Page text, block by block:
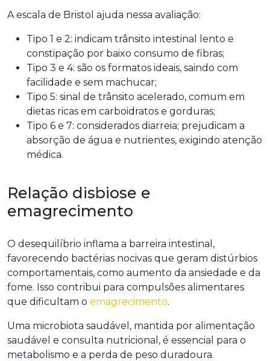
A escala de Bristol ajuda nessa avaliação:
Tipo 1 e 2: indicam trânsito intestinal lento e
constipação por baixo consumo de fibras;
Tipo 3 e 4: são os formatos ideais, saindo com
facilidade e sem machucar;
Tipo 5: sinal de trânsito acelerado, comum em
dietas ricas em carboidratos e gorduras;
Tipo 6 e 7: considerados diarreia; prejudicam a
absorção de água e nutrientes, exigindo atenção
médica.
Relação disbiose e
emagrecimento
O desequilíbrio inflama a barreira intestinal,
favorecendo bactérias nocivas que geram distúrbios
comportamentais, como aumento da ansiedade e da
fome. Isso contribui para compulsões alimentares
que dificultam o emagrecimento.
Uma microbiota saudável, mantida por alimentação
saudável e consulta nutricional, é essencial para o
metabolismo e a perda de peso duradoura.